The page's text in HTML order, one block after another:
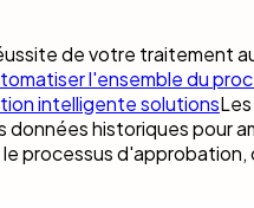
de votre traitement
l'ensemble du
intelligente solutions
historiques pour
processus